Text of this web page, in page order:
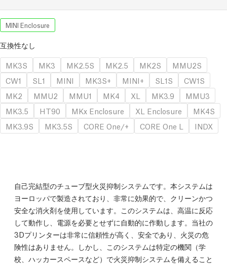
MINI Enclosure
互換性なし
MK3S
MK3 MK2.5S MK2.5 MK2S
MMU2S
CW1
SL1 MINI MK3S+ MINI+ SL1S
CW1S
MK2
MMU2 MMU1 MK4 XL MK3.9
MMU3
MK3.5
HT90 MKx Enclosure XL Enclosure
MK4S
MK3.9S
MK3.5S CORE One/+ CORE One L INDX
自己完結型のチューブ型火災抑制システムです。本システムは
ヨーロッパで製造されており、非常に効果的で、クリーンかつ
安全な消火剤を使用しています。このシステムは、高温に反応
して動作し、電源を必要とせずに自動的に作動します。当社の
3Dプリンターは非常に信頼性が高く、安全であり、火災の危
険性はありません。しかし、このシステムは特定の機関（学
校、ハッカースペースなど）で火災抑制システムを備えること